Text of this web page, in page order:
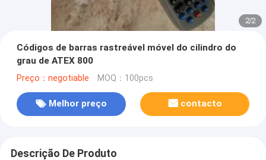
2/2
Códigos de barras rastreável móvel do cilindro do
grau de ATEX 800
Preço：negotiable MOQ：100pcs
Melhor preço contacto
Descrição De Produto